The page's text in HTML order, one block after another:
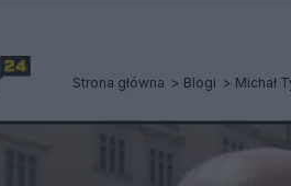
Strona główna Blogi Michał